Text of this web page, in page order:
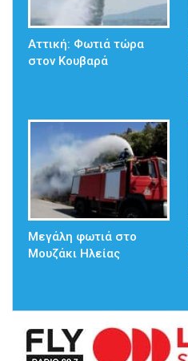
Αττική: Φωτιά τώρα
στον Κουβαρά
Μεγάλη φωτιά στο
Μουζάκι Ηλείας